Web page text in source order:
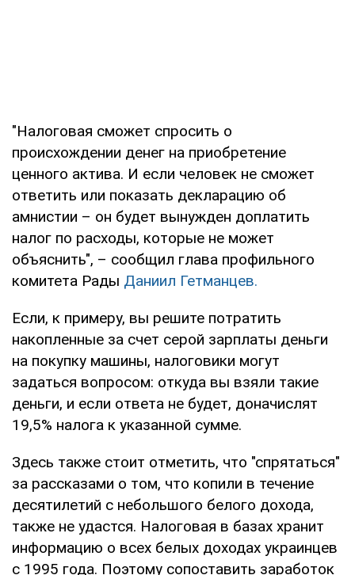
"Налоговая сможет спросить о
происхождении денег на приобретение
ценного актива. И если человек не сможет
ответить или показать декларацию об
амнистии – он будет вынужден доплатить
налог по расходы, которые не может
объяснить", – сообщил глава профильного
комитета Рады Даниил Гетманцев.
Если, к примеру, вы решите потратить
накопленные за счет серой зарплаты деньги
на покупку машины, налоговики могут
задаться вопросом: откуда вы взяли такие
деньги, и если ответа не будет, доначислят
19,5% налога к указанной сумме.
Здесь также стоит отметить, что "спрятаться"
за рассказами о том, что копили в течение
десятилетий с небольшого белого дохода,
также не удастся. Налоговая в базах хранит
информацию о всех белых доходах украинцев
с 1995 года. Поэтому сопоставить заработок